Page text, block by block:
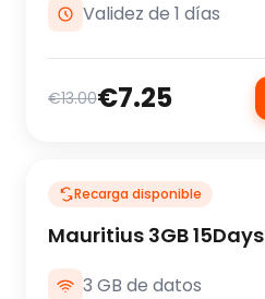
Validez de 1 días
€13.00€7.25
Recarga disponible
Mauritius 3GB 15Days
3 GB de datos